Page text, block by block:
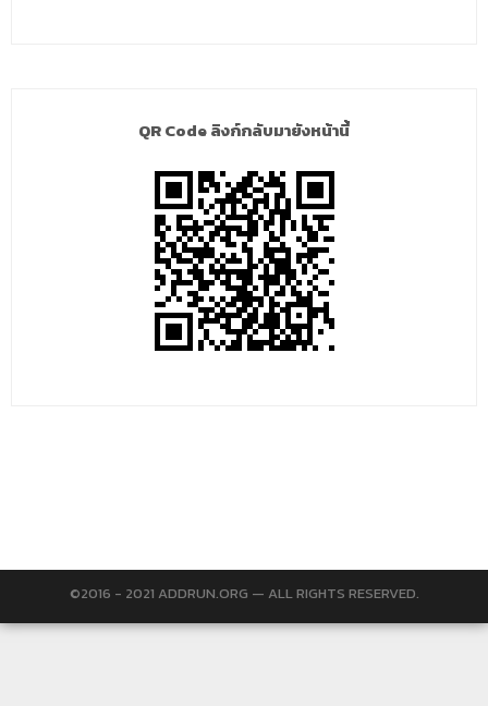
QR Code ลิงก์กลับมายังหน้านี้
©2016 - 2021 ADDRUN.ORG — ALL RIGHTS RESERVED.